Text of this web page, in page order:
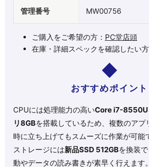
管理番号 MW00756
ご購入をご希望の方： PC堂店頭
在庫・詳細スペックを確認したい方
おすすめポイント
CPUには処理能力の高いCore i7-8550U
リ8GBを搭載しているため、複数のアプ
時に立ち上げてもスムーズに作業が可能
ストレージには新品SSD 512GBを換装
動やデータの読み書きが素早く行えます。